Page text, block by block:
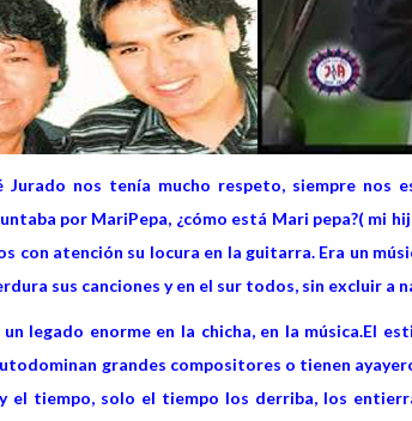
Jurado nos tenía mucho respeto, siempre nos
por MariPepa, ¿cómo está Mari pepa?( mi
con atención su locura en la guitarra. Era un
sus canciones y en el sur todos, sin excluir a
legado enorme en la chicha, en la música.El
grandes compositores o tienen
el tiempo, solo el tiempo los derriba, los